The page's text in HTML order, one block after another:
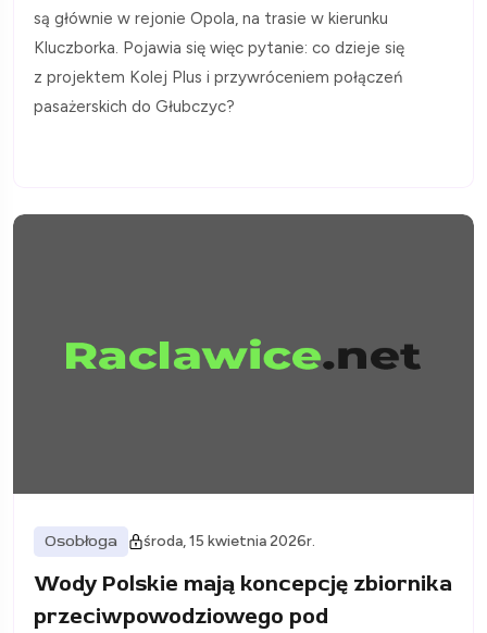
są głównie w rejonie Opola, na trasie w kierunku
Kluczborka. Pojawia się więc pytanie: co dzieje się
z projektem Kolej Plus i przywróceniem połączeń
pasażerskich do Głubczyc?
Osobłoga środa, 15 kwietnia 2026r.
Wody Polskie mają koncepcję zbiornika
przeciwpowodziowego pod